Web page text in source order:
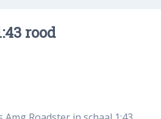
rood